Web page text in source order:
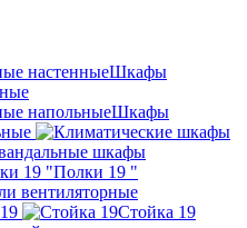
Шкафы
Шкафы
Полки 19 "
вентиляторные
Стойка 19